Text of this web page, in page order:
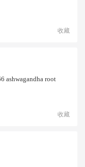
收藏
ashwagandha root
收藏